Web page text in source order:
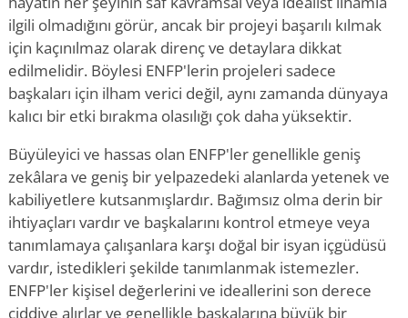
ilgili olmadığını görür, ancak bir projeyi başarılı kılmak
için kaçınılmaz olarak direnç ve detaylara dikkat
edilmelidir. Böylesi ENFP'lerin projeleri sadece
başkaları için ilham verici değil, aynı zamanda dünyaya
kalıcı bir etki bırakma olasılığı çok daha yüksektir.
Büyüleyici ve hassas olan ENFP'ler genellikle geniş
zekâlara ve geniş bir yelpazedeki alanlarda yetenek ve
kabiliyetlere kutsanmışlardır. Bağımsız olma derin bir
ihtiyaçları vardır ve başkalarını kontrol etmeye veya
tanımlamaya çalışanlara karşı doğal bir isyan içgüdüsü
vardır, istedikleri şekilde tanımlanmak istemezler.
ENFP'ler kişisel değerlerini ve ideallerini son derece
ciddiye alırlar ve genellikle başkalarına büyük bir